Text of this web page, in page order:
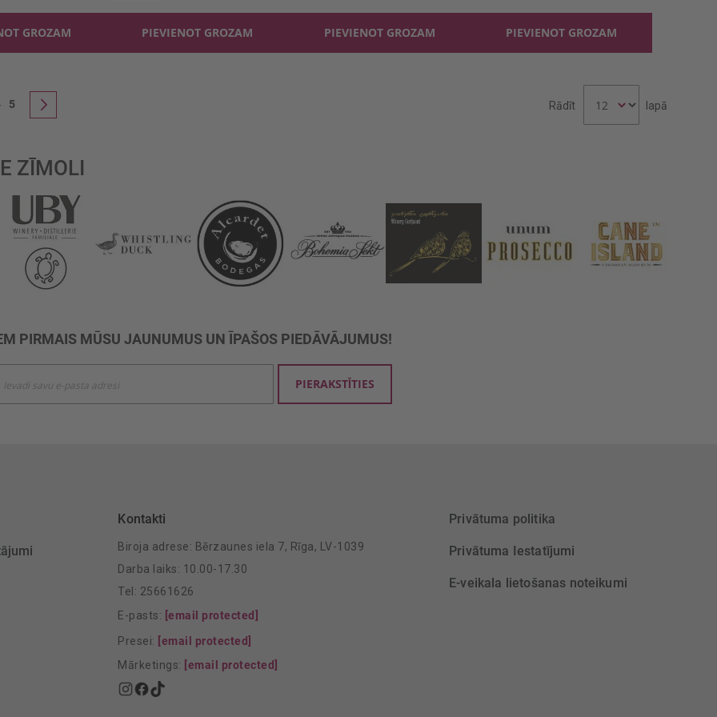
GROZAM PIEVIENOT GROZAM PIEVIENOT GROZAM PIEVIENOT GROZAM
currently reading page
Lapa
5 Rādīt lapā
ZĪMOLI
PIRMAIS MŪSU JAUNUMUS UN ĪPAŠOS PIEDĀVĀJUMUS!
PIERAKSTĪTIES
Kontakti
Biroja adrese: Bērzaunes iela 7, Rīga, LV-1039
Darba laiks: 10.00-17.30
Tel: 25661626
E-pasts: [email protected]
Presei: [email protected]
Mārketings: [email protected]
Privātuma politika
Privātuma Iestatījumi
E-veikala lietošanas noteikumi